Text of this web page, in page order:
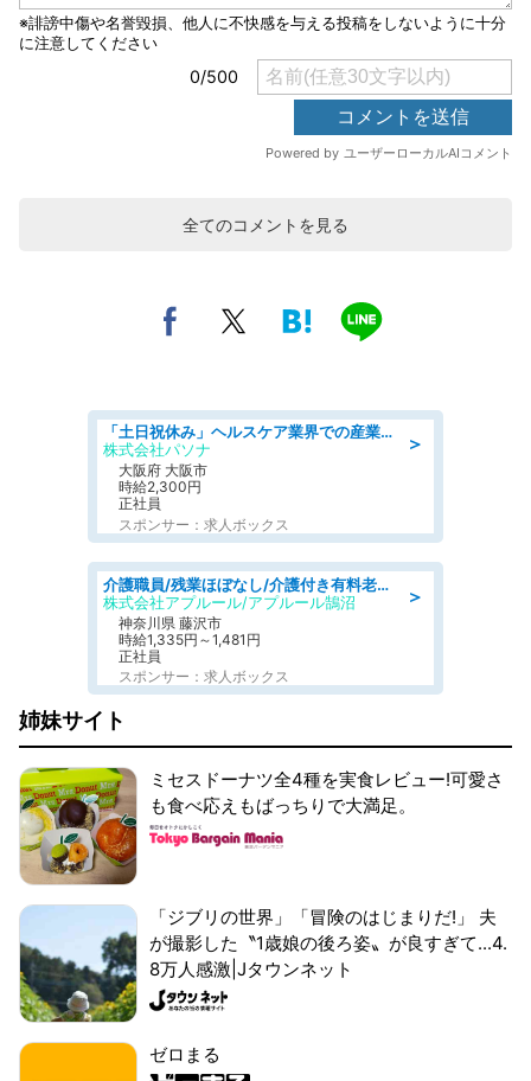
全てのコメントを見る
＞
「土日祝休み」ヘルスケア業界での産業保健師業務/看護師/高時給/要資格:正看護師
株式会社パソナ
大阪府 大阪市
時給2,300円
正社員
スポンサー：求人ボックス
＞
介護職員/残業ほぼなし/介護付き有料老人ホームの介護職/夜勤専従
株式会社アプルール/アプルール鵠沼
神奈川県 藤沢市
時給1,335円～1,481円
正社員
スポンサー：求人ボックス
姉妹サイト
ミセスドーナツ全4種を実食レビュー!可愛さ
も食べ応えもばっちりで大満足。
「ジブリの世界」「冒険のはじまりだ!」 夫
が撮影した〝1歳娘の後ろ姿〟が良すぎて...4.
8万人感激|Jタウンネット
ゼロまる